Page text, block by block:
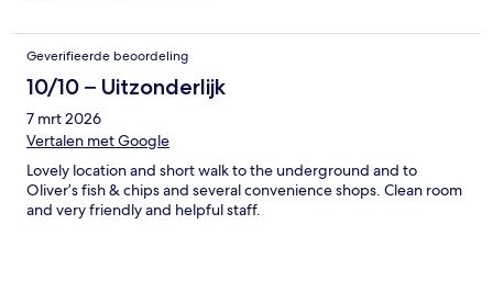
Geverifieerde beoordeling
10/10 – Uitzonderlijk
7 mrt 2026
Vertalen met Google
Lovely location and short walk to the underground and to
Oliver’s fish & chips and several convenience shops. Clean room
and very friendly and helpful staff.